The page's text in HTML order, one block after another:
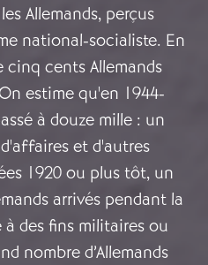
Allemands, perçus
national-socialiste. En
cinq cents Allemands
estime qu'en 1944-
à douze mille : un
et d'autres
1920 ou plus tôt, un
arrivés pendant la
des fins militaires ou
nombre d’Allemands